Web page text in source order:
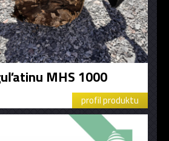
MHS 1000
profil produktu